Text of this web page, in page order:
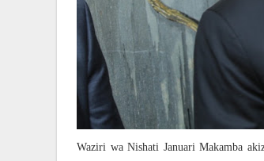
Waziri wa Nishati Januari Makamba